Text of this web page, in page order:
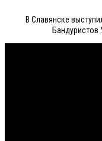
В Славянске